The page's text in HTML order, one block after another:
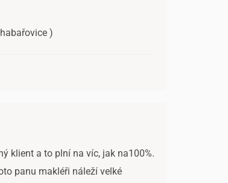
)
klient a to plní na víc, jak na100%.
panu makléři náleží velké